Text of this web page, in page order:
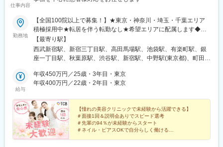
新人研修や月に一度全体研修があり知識・技術の向上など教育制
度が充実している為、治療家としてのキャ
リアアップや成長を望める会社です。
仕事内容
勤務地
【全国100院以上で募集！】★東京・神奈川・埼玉・千葉エリア
積極採用中★転居を伴う転勤なし★希望エリアに配属します◆ク
リニック一覧＜全国100院以上展開＞【北海道・東北】旭川駅前
院、青森院、盛岡院、秋田院、山形院、仙台駅前院、福島院、郡
山院 など【関東】新宿東口院、池袋駅前院、品川院、秋葉原
横浜院、大宮東口院、水戸院、つくば院、宇都宮院、高崎院、前
橋院 など【中部】名古屋駅前院 、名古屋栄院、金山院、岐阜
院、長野院、松本院、山梨甲府駅前院 など【近畿】梅田大阪駅
前院、大阪阪急梅田駅前院、枚方院、天王寺院、堺院、なんば
院、心斎橋院、京都駅前院、奈良院、和歌山院、四日市院 など
【中四国】広島院、福山院、松山院、高松院、高知院、徳島院、
松江院、周南徳山駅ビル院 など【九州・沖縄】小倉院、佐賀
【最寄り駅】
西武新宿駅、新宿三丁目駅、高田馬場駅、池袋駅、有楽町駅、銀
座一丁目駅、秋葉原駅、渋谷駅、新宿駅、中野駅(東京都)、町田
浜駅、横浜駅、川崎駅、藤沢駅、本厚木駅、大宮駅(埼玉県)、川口
駅、川越駅、南越谷駅、宇都宮駅、水戸駅、つくば駅、千葉駅、
駅、さっぽろ駅、あおば通駅、福島駅(福島県)、郡山駅(福島県)、
青森駅、盛岡駅、山形駅、秋田駅、矢場町駅、近鉄名古屋駅、金
山駅(愛知県)、豊田市駅、駅前大通駅、名鉄岐阜駅、静岡駅、新浜
松駅、三島広小路駅、長野駅、松本駅、北鉄金沢駅、新潟駅、近
鉄四日市駅、電鉄富山駅、福井駅、甲府駅、東梅田駅、大阪難波
給与
年収450万円／25歳・3年目・東京
年収400万円／22歳・2年目・東京
【憧れの美容クリニックで未経験から活躍できる】
＃面接1回＆説明会ありでスピード選考
＃先輩の94％が未経験からスタート
＃ネイル・ピアスOKで自分らしく働ける